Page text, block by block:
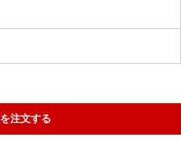
注文する